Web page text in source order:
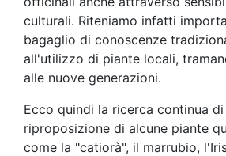
culturali. Riteniamo infatti
bagaglio di conoscenze
all'utilizzo di piante locali,
alle nuove generazioni.
Ecco quindi la ricerca continua
riproposizione di alcune piante
come la "catiorà", il marrubio,